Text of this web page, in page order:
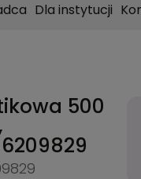
Dla instytucji
500
6209829